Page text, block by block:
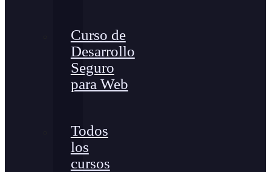
Curso de
Desarrollo
Seguro
para Web
Todos
los
cursos